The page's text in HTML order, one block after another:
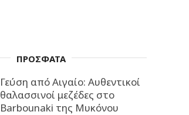
ΠΡΟΣΦΑΤΑ
Γεύση από Αιγαίο: Αυθεντικοί
θαλασσινοί μεζέδες στο
Barbounaki της Μυκόνου